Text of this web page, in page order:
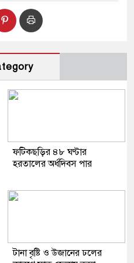
ফটিকছড়ির ৪৮ ঘণ্টার
হরতালের অর্ধদিবস পার
টানা বৃষ্টি ও উজানের ঢলের